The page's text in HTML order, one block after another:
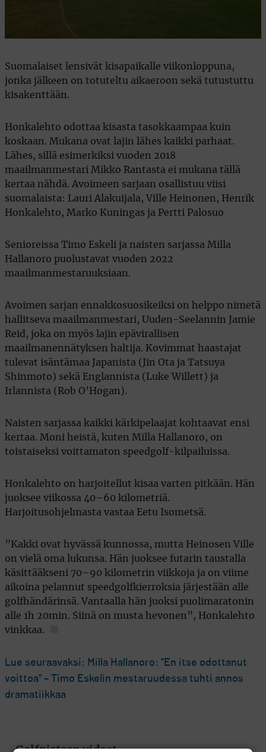
Suomalaiset lensivät kisapaikalle viikonloppuna,
jonka jälkeen on totuteltu aikaeroon sekä tutustuttu
kisakenttään.
Honkalehto odottaa kisasta tasokkaampaa kuin
koskaan. Mukana ovat lajin lähes kaikki parhaat.
Lähes, sillä esimerkiksi vuoden 2018
maailmanmestari Mikko Rantasta ei mukana tällä
kertaa nähdä. Avoimeen sarjaan osallistuu viisi
suomalaista: Lauri Alakuijala, Ville Heinonen, Henrik
Honkalehto, Marko Kuningas ja Pertti Palosuo
Senioreissa Timo Eskeli ja naisten sarjassa Milla
Hallanoro puolustavat vuoden 2022
maailmanmestaruuksiaan.
Avoimen sarjan ennakkosuosikeiksi on helppo nimetä
hallitseva maailmanmestari, Uuden-Seelannin Jamie
Reid, joka on myös lajin epävirallisen
maailmanennätyksen haltija. Kovimmat haastajat
tulevat isäntämaa Japanista (Jin Ota ja Tatsuya
Shinmoto) sekä Englannista (Luke Willett) ja
Irlannista (Rob O’Hogan).
Naisten sarjassa kaikki kärkipelaajat kohtaavat ensi
kertaa. Moni heistä, kuten Milla Hallanoro, on
toistaiseksi voittamaton speedgolf-kilpailuissa.
Honkalehto on harjoitellut kisaa varten pitkään. Hän
juoksee viikossa 40–60 kilometriä.
Harjoitusohjelmasta vastaa Eetu Isometsä.
”Kakki ovat hyvässä kunnossa, mutta Heinosen Ville
on vielä oma lukunsa. Hän juoksee futarin taustalla
käsittääkseni 70–90 kilometrin viikkoja ja on viime
aikoina pelannut speedgolfkierroksia järjestään alle
golfhändärinsä. Vantaalla hän juoksi puolimaratonin
alle 1h 20min. Siinä on musta hevonen”, Honkalehto
vinkkaa.
Lue seuraavaksi: Milla Hallanoro: ”En itse odottanut
voittoa” – Timo Eskelin mestaruudessa tuhti annos
dramatiikkaa